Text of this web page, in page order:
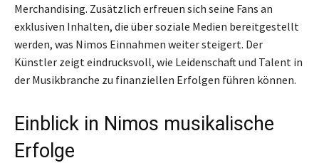
Merchandising. Zusätzlich erfreuen sich seine Fans an
exklusiven Inhalten, die über soziale Medien bereitgestellt
werden, was Nimos Einnahmen weiter steigert. Der
Künstler zeigt eindrucksvoll, wie Leidenschaft und Talent in
der Musikbranche zu finanziellen Erfolgen führen können.
Einblick in Nimos musikalische
Erfolge